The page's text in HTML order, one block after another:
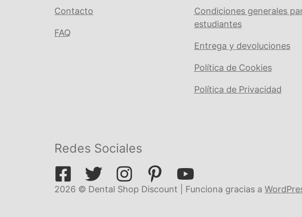
Contacto
FAQ
Condiciones generales
estudiantes
Entrega y devoluciones
Política de Cookies
Política de Privacidad
Redes Sociales
2026 © Dental Shop Discount | Funciona gracias a